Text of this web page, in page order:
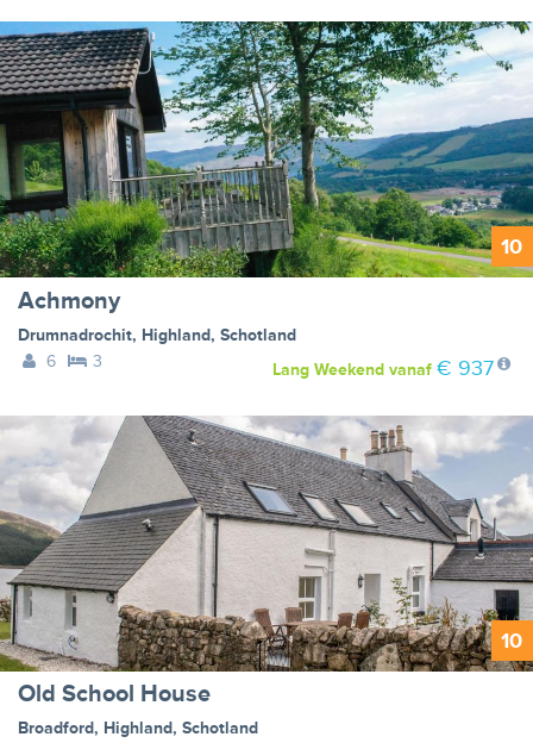
10
Achmony
Drumnadrochit, Highland, Schotland
6
3 Lang Weekendvanaf € 937
10
Old School House
Broadford, Highland, Schotland